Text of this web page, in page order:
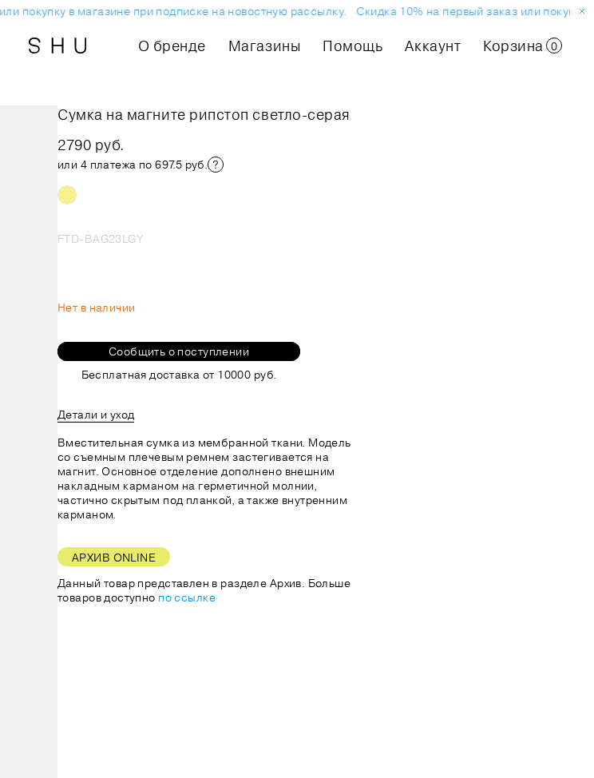
покупку в магазине при подписке на новостную рассылку. Скидка 10% на первый заказ или покупку
О бренде Магазины Помощь Аккаунт Корзина 0
Сумка на магните рипстоп светло-серая
2790 руб.
или 4 платежа по 697.5 руб.
FTD-BAG23LGY
Нет в наличии
Сообщить о поступлении
Бесплатная доставка от 10000 руб.
Детали и уход
Вместительная сумка из мембранной ткани. Модель
со съемным плечевым ремнем застегивается на
магнит. Основное отделение дополнено внешним
накладным карманом на герметичной молнии,
частично скрытым под планкой, а также внутренним
карманом.
АРХИВ ONLINE
Данный товар представлен в разделе Архив. Больше
товаров доступно по ссылке